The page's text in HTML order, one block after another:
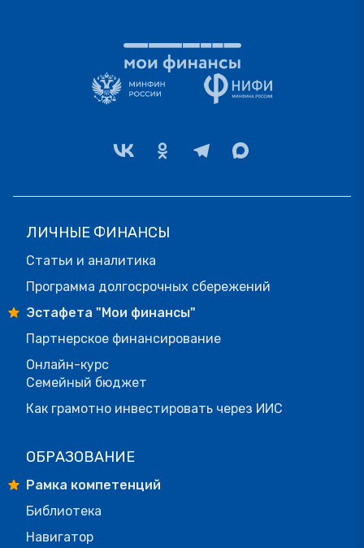
ЛИЧНЫЕ ФИНАНСЫ
Статьи и аналитика
Программа долгосрочных сбережений
Эстафета "Мои финансы"
Партнерское финансирование
Онлайн-курс
Семейный бюджет
Как грамотно инвестировать через ИИС
ОБРАЗОВАНИЕ
Рамка компетенций
Библиотека
Навигатор